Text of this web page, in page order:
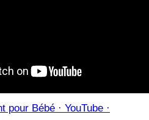
pour Bébé · YouTube ·